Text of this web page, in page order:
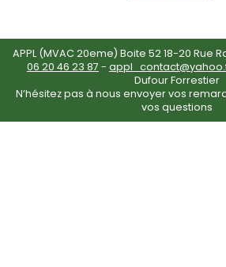
APPL (MVAC 20eme) Boite 52 18-20 Rue
06 20 46 23 87 -
Dufour Forrestier
N’hésitez pas à nous envoyer vos
vos questions